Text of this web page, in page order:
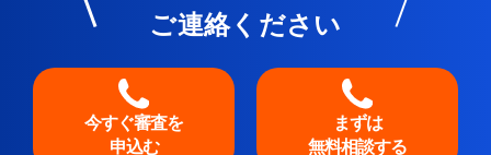
ご連絡ください
今すぐ審査を
申込む
まずは
無料相談する